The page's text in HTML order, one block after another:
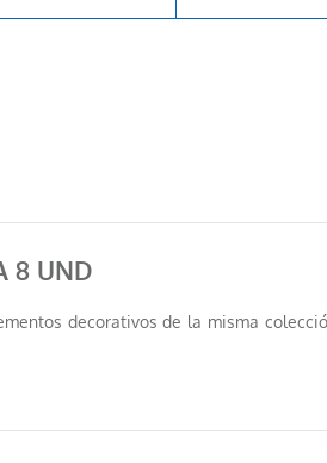
8 UND
decorativos de la misma